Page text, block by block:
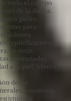
todo el cuerpo
de la ducha.
para pieles
como para
epitelizante y
es decir,
acumuladas
a la piel “efecto
de los
vitaminas,
la